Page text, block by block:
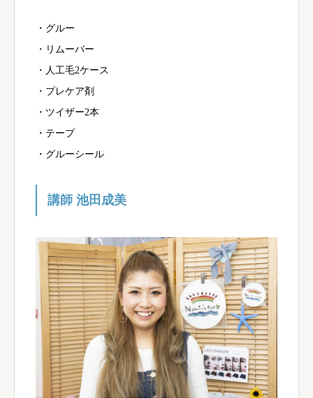
・グルー
・リムーバー
・人工毛2ケース
・プレケア剤
・ツイザー2本
・テープ
・グルーシール
講師 池田成美